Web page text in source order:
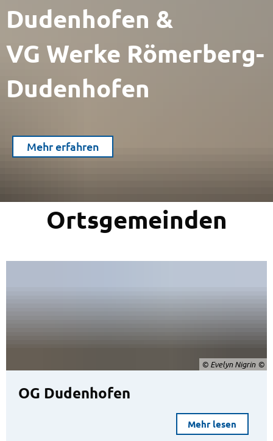
Dudenhofen &
VG Werke Römerberg-
Dudenhofen
Mehr erfahren
Ortsgemeinden
© Evelyn Nigrin
OG Dudenhofen
Mehr lesen